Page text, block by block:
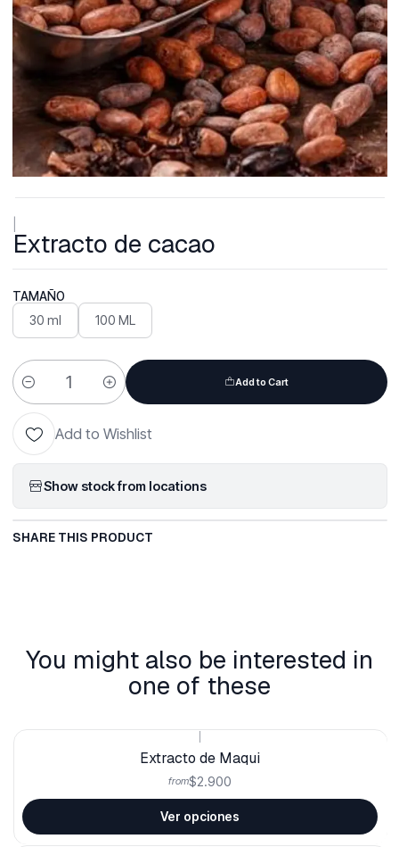
Extracto de cacao
TAMAÑO
30 ml 100 ML
Quantity
Add to Cart
Add to Wishlist
Show stock from locations
SHARE THIS PRODUCT
You might also be interested in
one of these
Extracto de Maqui
from$2.900
Ver opciones